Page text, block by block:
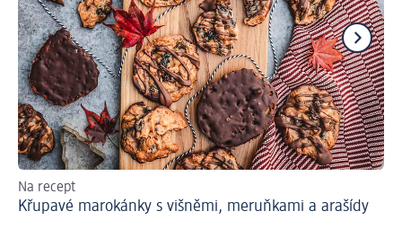
Na recept
Křupavé marokánky s višněmi, meruňkami a arašídy